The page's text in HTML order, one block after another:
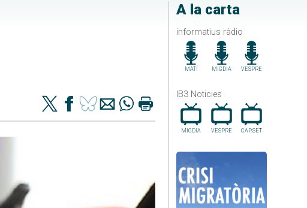
A la carta
informatius ràdio
MATÍ MIGDIA VESPRE
IB3 Noticies
MIGDIA VESPRE CAP.SET